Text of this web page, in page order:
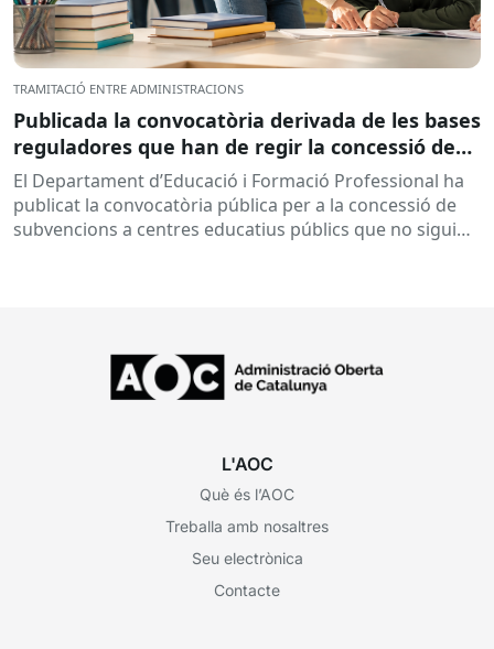
TRAMITACIÓ ENTRE ADMINISTRACIONS
Publicada la convocatòria derivada de les bases
reguladores que han de regir la concessió de
subvencions a centres educatius, per al
desenvolupament de programes de formació i
inserció, durant el curs 2026-2027
El Departament d’Educació i Formació Professional ha
publicat la convocatòria pública per a la concessió de
subvencions a centres educatius públics que no siguin
L'AOC
Què és l’AOC
Treballa amb nosaltres
Seu electrònica
Contacte